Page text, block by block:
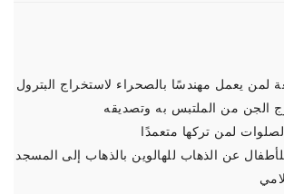
لمن يعمل مهندسًا بالصحراء لاستخراج البترول
الجن من الملتبس به وتصديقه
لمن تركها متعمدًا
عن الذهاب للهالوين بالذهاب إلى المسجد